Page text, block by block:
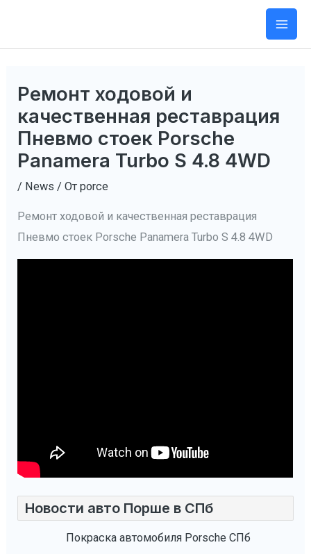
содержимому
Ремонт ходовой и
качественная реставрация
Пневмо стоек Porsche
Panamera Turbo S 4.8 4WD
/ News / От porce
Ремонт ходовой и качественная реставрация
Пневмо стоек Porsche Panamera Turbo S 4.8 4WD
Новости авто Порше в СПб
Покраска автомобиля Porsche СПб